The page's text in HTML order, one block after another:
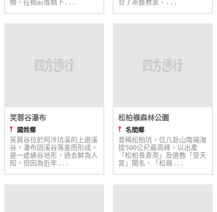
橋，在橋前或橋下... 合了茶藝教室、...
芙蓉谷瀑布
⫯
國姓鄉
芙蓉谷位於阿冷坑溪的上遊溪
谷，瀑布因溪谷落差而形成，
是一處峽谷地形，過去鮮為人
知，但因為近年...
松柏嶺森林公園
⫯ 名間鄉
昔稱松柏坑，位八卦山南端海
拔500公尺最高峰，以出產
「松柏長青茶」及道教「受天
宮」聞名，「松嶺...